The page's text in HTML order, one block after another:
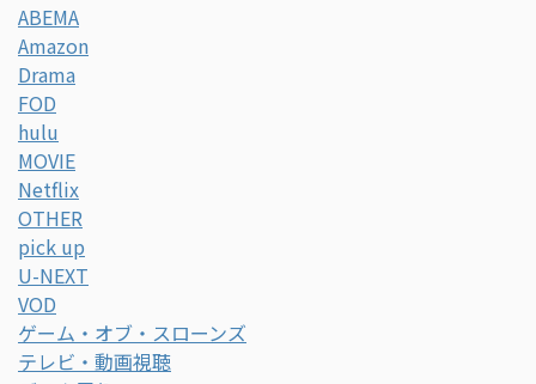
ABEMA
Amazon
Drama
FOD
hulu
MOVIE
Netflix
OTHER
pick up
U-NEXT
VOD
ゲーム・オブ・スローンズ
テレビ・動画視聴